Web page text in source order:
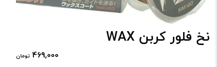
نخ فلور کربن WAX
469,000 تومان